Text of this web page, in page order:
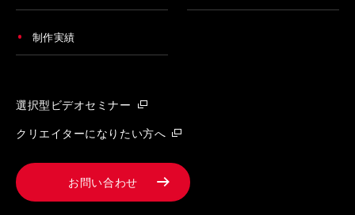
制作実績
選択型ビデオセミナー
クリエイターになりたい方へ
お問い合わせ